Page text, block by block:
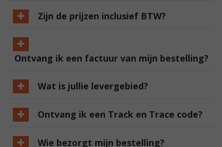
Zijn de prijzen inclusief BTW?
Ontvang ik een factuur van mijn bestelling?
Wat is jullie levergebied?
Ontvang ik een Track en Trace code?
Wie bezorgt mijn bestelling?